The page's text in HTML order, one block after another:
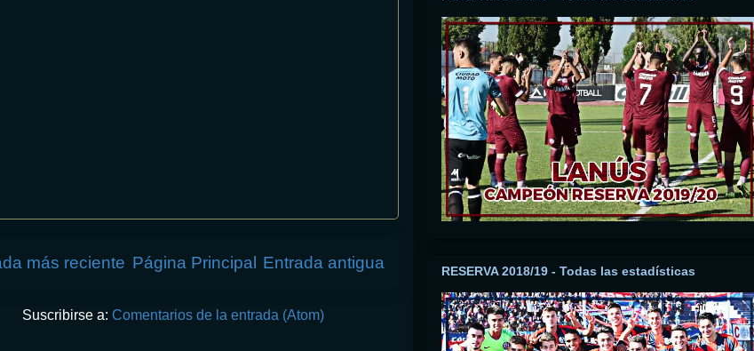
más reciente Entrada antigua
Página Principal
Suscribirse a: Comentarios de la entrada (Atom)
RESERVA 2018/19 - Todas las estadísticas